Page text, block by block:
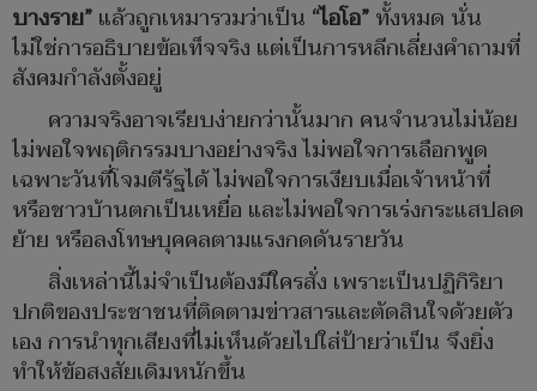
บางราย”แล้วถูกเหมารวมว่าเป็น “ไอโอ”ทั้งหมด นั่น
ไม่ใช่การอธิบายข้อเท็จจริง แต่เป็นการหลีกเลี่ยงคำถามที่
สังคมกำลังตั้งอยู่
ความจริงอาจเรียบง่ายกว่านั้นมาก คนจำนวนไม่น้อย
ไม่พอใจพฤติกรรมบางอย่างจริง ไม่พอใจการเลือกพูด
เฉพาะวันที่โจมตีรัฐได้ ไม่พอใจการเงียบเมื่อเจ้าหน้าที่
หรือชาวบ้านตกเป็นเหยื่อ และไม่พอใจการเร่งกระแสปลด
ย้าย หรือลงโทษบุคคลตามแรงกดดันรายวัน
สิ่งเหล่านี้ไม่จำเป็นต้องมีใครสั่ง เพราะเป็นปฏิกิริยา
ปกติของประชาชนที่ติดตามข่าวสารและตัดสินใจด้วยตัว
เอง การนำทุกเสียงที่ไม่เห็นด้วยไปใส่ป้ายว่าเป็น จึงยิ่ง
ทำให้ข้อสงสัยเดิมหนักขึ้น